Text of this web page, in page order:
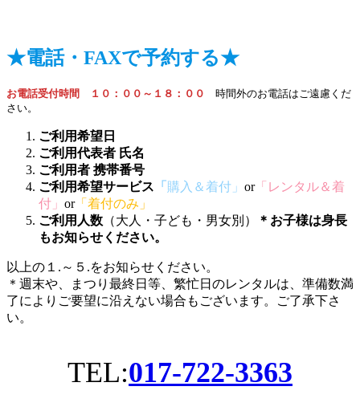
★電話・FAXで予約する★
お電話受付時間　１０：００～１８：００
時間外のお電話はご遠慮くだ
さい。
ご利用希望日
ご利用代表者 氏名
ご利用者 携帯番号
ご利用希望サービス 「 購入＆着付」 or「レンタル＆着
付」 or「着付のみ」
ご利用人数 （大人・子ども・男女別）
＊お子様は身長
もお知らせください。
以上の１.～５.をお知らせください。
＊週末や、まつり最終日等、繁忙日のレンタルは、準備数満
了によりご要望に沿えない場合もございます。ご了承下さ
い。
TEL:017-722-3363